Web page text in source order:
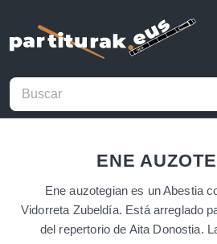
ENE
Ene auzotegian es un Abestia
Vidorreta Zubeldía. Está arreglado
del repertorio de Aita Donostia.